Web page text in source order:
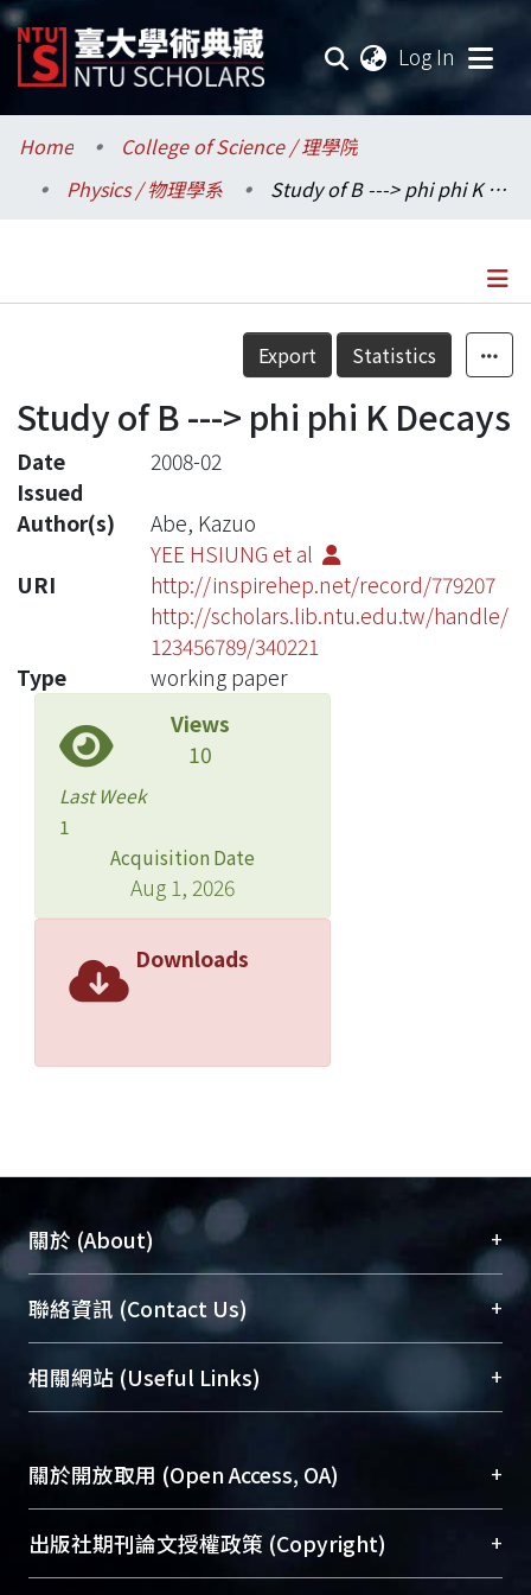
Log In
Communities & Collections
Research Outputs
Statistics
Home
College of Science / 理學院
Physics / 物理學系
Study of B ---> phi phi K Decays
Details
Export Statistics
Study of B ---> phi phi K Decays
Date
Issued
2008-02
Author(s)
Abe, Kazuo
YEE HSIUNG et al
URI
http://inspirehep.net/record/779207
http://scholars.lib.ntu.edu.tw/handle/
123456789/340221
Type
working paper
Views
10
Last Week
1
Acquisition Date
Aug 1, 2026
Downloads
關於 (About) +
臺大位居世界頂尖大學之列，為永久珍藏及向國際
展現本校豐碩的研究成果及學術能量，圖書館整合
機構典藏（NTUR）與學術庫（AH）不同功能平
台，成為臺大學術典藏NTU scholars。期能整合研
究能量、促進交流合作、保存學術產出、推廣研究
成果。
To permanently archive and promote researcher
profiles and scholarly works, Library integrates the
services of “NTU Repository” with “Academic
聯絡資訊 (Contact Us) +
總館學科館員(Main Library)
醫學圖書館學科館員(Medical Library)
(Social
Sciences Library)
相關網站 (Useful Links) +
關於開放取用 (Open Access, OA) +
開放取用是從使用者角度提升資訊取用性的社會運
動，應用在學術研究上是透過將研究著作公開供使
出版社期刊論文授權政策 (Copyright) +